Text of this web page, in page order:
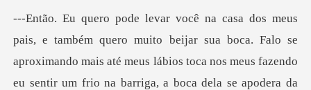
ca nos meus fazendo
eu sentir um frio na barriga, a boca dela se apodera da